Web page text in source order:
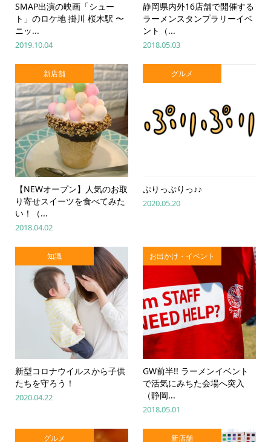
SMAP出演の映画「シュー
ト」のロケ地 掛川 桜木駅 〜
ニッ...
2019.10.04
静岡県内外16店舗で開催する
ラーメンスタンプラリーイベ
ント（...
2018.05.03
新店舗
【NEWオープン】人気のお取
り寄せスイーツを食べてみた
い！（...
2018.04.02
グルメ
ぷりっぷりっ♪♪
2020.05.20
知識
新型コロナウイルスから子供
たちを守ろう！
2020.04.22
お出かけ・イベント
GW前半!! ラーメンイベント
で活気にみちた会場へ突入
（静岡...
2018.05.01
グルメ 新店舗